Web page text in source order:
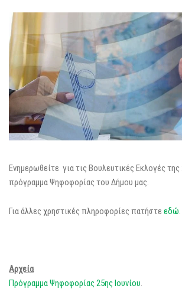
Ενημερωθείτε για τις Βουλευτικές Εκλογές της
πρόγραμμα Ψηφοφορίας του Δήμου μας.
Για άλλες χρηστικές πληροφορίες πατήστε εδώ.
Αρχεία
Πρόγραμμα Ψηφοφορίας 25ης Ιουνίου.